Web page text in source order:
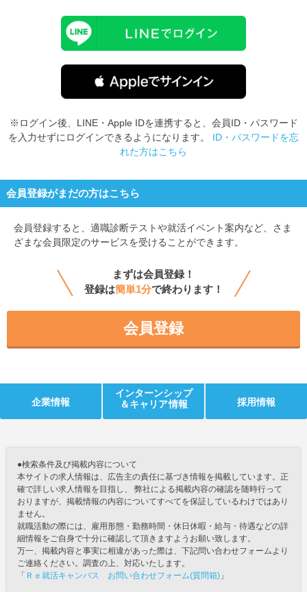
※ログイン後、LINE・Apple IDを連携すると、会員ID・パスワード
を入力せずにログインできるようになります。 ID・パスワードを忘
れた方はこちら
会員登録がまだの方はこちら
会員登録すると、 適職診断テストや就活イベント案内など、さま
ざまな会員限定のサービスを受けることができます。
まずは会員登録！
登録は簡単1分で終わります！
会員登録
企業情報
インターンシップ
＆キャリア情報
採用情報
●検索条件及び掲載内容について
本サイトの求人情報は、広告主の責任に基づき情報を掲載しています。正
確で詳しい求人情報を目指し、 弊社による掲載内容の確認を随時行って
おりますが、掲載情報の内容についてすべてを保証しているわけではあり
ません。
就職活動の際には、雇用形態・勤務時間・休日休暇・給与・待遇などの詳
細情報をご自身で十分に確認して頂きますようお願い致します。
万一、掲載内容と事実に相違があった際は、下記問い合わせフォームより
ご連絡ください。調査の上、対応いたします。
「 Ｒｅ就活キャンパス お問い合わせフォーム(質問箱) 」